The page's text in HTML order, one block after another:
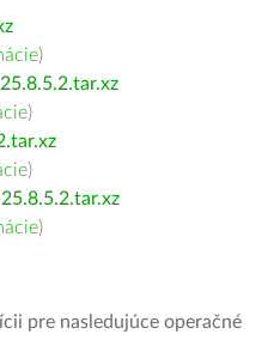
)
)
)
)
pre nasledujúce operačné